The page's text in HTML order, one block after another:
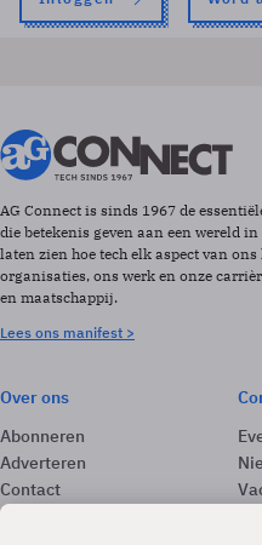
AG Connect is sinds 1967 de
die betekenis geven aan een wereld
laten zien hoe tech elk aspect van
organisaties, ons werk en onze
en maatschappij.
Lees ons manifest >
Over ons
Abonneren
Adverteren
Contact
Colofon